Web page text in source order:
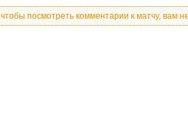
чтобы посмотреть комментарии к матчу, вам